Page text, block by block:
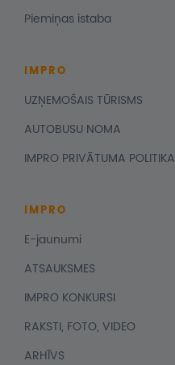
Piemiņas istaba
IMPRO
UZŅEMOŠAIS TŪRISMS
AUTOBUSU NOMA
IMPRO PRIVĀTUMA POLITIKA
IMPRO
E-jaunumi
ATSAUKSMES
IMPRO KONKURSI
RAKSTI, FOTO, VIDEO
ARHĪVS